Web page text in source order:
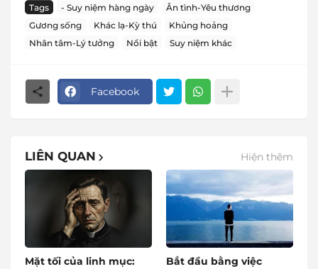
Tags - Suy niệm hàng ngày
Ân tình-Yêu thương
Gương sống
Khác lạ-Kỳ thú
Khủng hoảng
Nhân tâm-Lý tưởng
Nổi bật Suy niệm khác
Facebook
LIÊN QUAN Hiện thêm
Mặt tối của linh mục:
Bắt đầu bằng việc